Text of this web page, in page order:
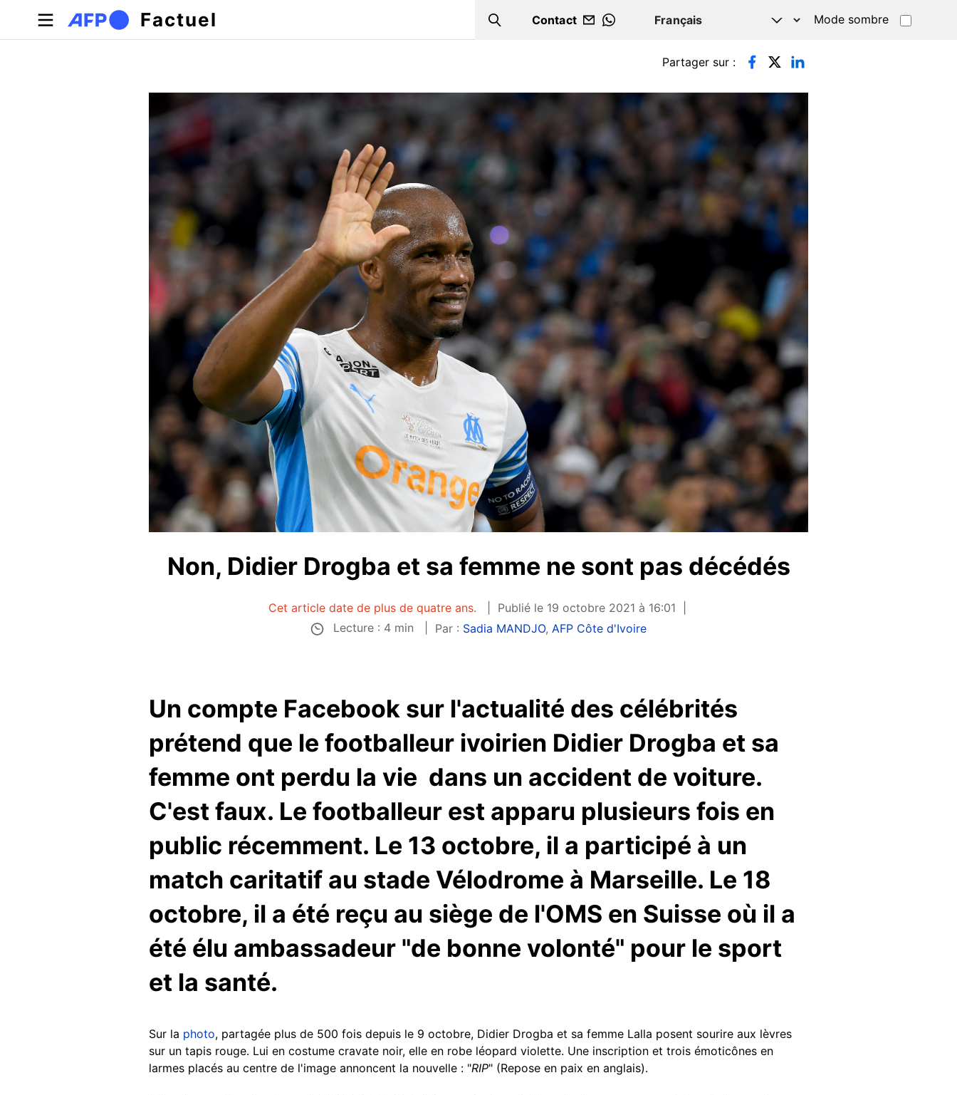
Aller au contenu principal
Factuel Search
Contact
WHATSAPP
Mode sombre
Onglets principaux Partager sur :
Non, Didier Drogba et sa femme ne sont pas décédés
Cet article date de plus de quatre ans.
Publié le 19 octobre 2021 à 16:01
Lecture : 4 min
Par : Sadia MANDJO, AFP Côte d'Ivoire
Un compte Facebook sur l'actualité des célébrités
prétend que le footballeur ivoirien Didier Drogba et sa
femme ont perdu la vie dans un accident de voiture.
C'est faux. Le footballeur est apparu plusieurs fois en
public récemment. Le 13 octobre, il a participé à un
match caritatif au stade Vélodrome à Marseille. Le 18
octobre, il a été reçu au siège de l'OMS en Suisse où il a
été élu ambassadeur "de bonne volonté" pour le sport
et la santé.
Sur la photo, partagée plus de 500 fois depuis le 9 octobre, Didier Drogba et sa femme Lalla posent sourire aux lèvres
sur un tapis rouge. Lui en costume cravate noir, elle en robe léopard violette. Une inscription et trois émoticônes en
larmes placés au centre de l'image annoncent la nouvelle : "RIP" (Repose en paix en anglais).